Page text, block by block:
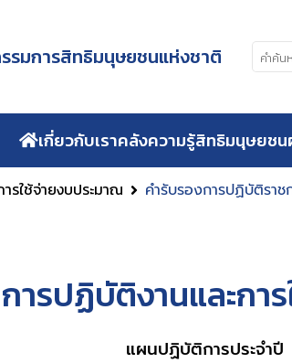
รมการสิทธิมนุษยชนแห่งชาติ
เกี่ยวกับเราคลังความรู้สิทธิมนุษยชน
รใช้จ่ายงบประมาณ คำรับรองการปฏิบัติราช
รปฏิบัติงานและกา
แผนปฏิบัติการประจำปี